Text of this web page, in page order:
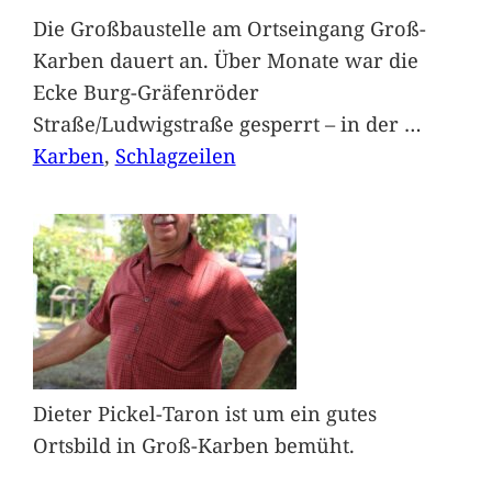
Die Großbaustelle am Ortseingang Groß-
Karben dauert an. Über Monate war die
Ecke Burg-Gräfenröder
Straße/Ludwigstraße gesperrt – in der …
Karben, Schlagzeilen
Dieter Pickel-Taron ist um ein gutes
Ortsbild in Groß-Karben bemüht.